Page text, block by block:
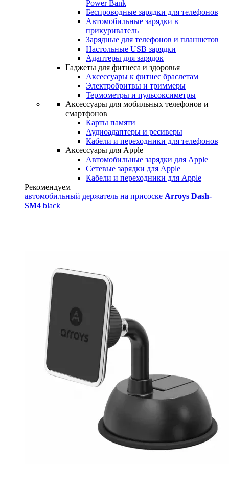
Power Bank
Беспроводные зарядки для телефонов
Автомобильные зарядки в
прикуриватель
Зарядные для телефонов и планшетов
Настольные USB зарядки
Адаптеры для зарядок
Гаджеты для фитнеса и здоровья
Аксессуары к фитнес браслетам
Электробритвы и триммеры
Термометры и пульсоксиметры
Аксессуары для мобильных телефонов и
смартфонов
Карты памяти
Аудиоадаптеры и ресиверы
Кабели и переходники для телефонов
Аксессуары для Apple
Автомобильные зарядки для Apple
Сетевые зарядки для Apple
Кабели и переходники для Apple
Рекомендуем
автомобильный держатель на присоске Arroys Dash-
SM4 black